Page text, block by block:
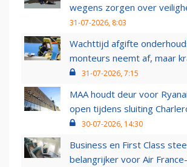
wegens zorgen over
31-07-2026, 8:03
Wachttijd afgifte
monteurs neemt af, maar
31-07-2026, 7:15
MAA houdt deur voor
open tijdens sluiting
30-07-2026, 14:30
Business en First Class
belangrijker voor Air